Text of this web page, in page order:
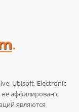
Ubisoft, Electronic
не аффилирован с
являются